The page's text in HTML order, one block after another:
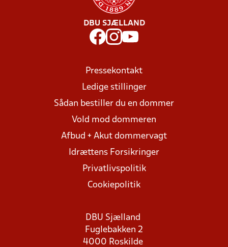
DBU SJÆLLAND
Pressekontakt
Ledige stillinger
Sådan bestiller du en dommer
Vold mod dommeren
Afbud + Akut dommervagt
Idrættens Forsikringer
Privatlivspolitik
Cookiepolitik
DBU Sjælland
Fuglebakken 2
4000 Roskilde